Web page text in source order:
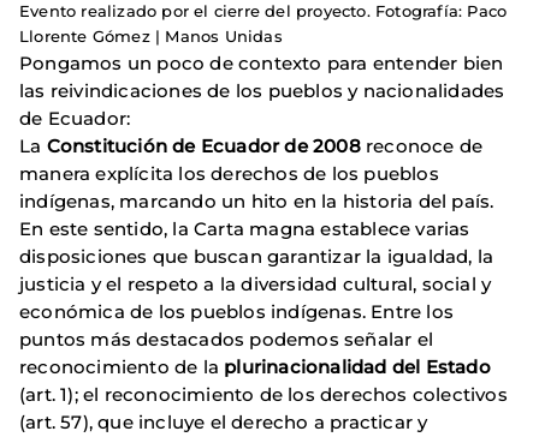
Evento realizado por el cierre del proyecto. Fotografía: Paco
Llorente Gómez | Manos Unidas
Pongamos un poco de contexto para entender bien
las reivindicaciones de los pueblos y nacionalidades
de Ecuador:
La Constitución de Ecuador de 2008reconoce de
manera explícita los derechos de los pueblos
indígenas, marcando un hito en la historia del país.
En este sentido, la Carta magna establece varias
disposiciones que buscan garantizar la igualdad, la
justicia y el respeto a la diversidad cultural, social y
económica de los pueblos indígenas. Entre los
puntos más destacados podemos señalar el
reconocimiento de la plurinacionalidad del Estado
(art. 1); el reconocimiento de los derechos colectivos
(art. 57), que incluye el derecho a practicar y